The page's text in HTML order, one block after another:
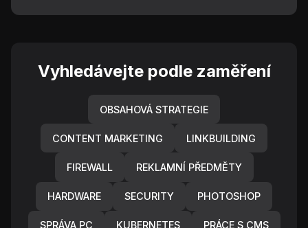
Vyhledávejte podle zaměření
OBSAHOVÁ STRATEGIE
CONTENT MARKETING LINKBUILDING
FIREWALL REKLAMNÍ PŘEDMĚTY
HARDWARE SECURITY PHOTOSHOP
SPRÁVA PC KUBERNETES PRÁCE S CMS